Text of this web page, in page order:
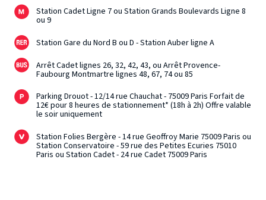
Station Cadet Ligne 7 ou Station Grands Boulevards Ligne 8
ou 9
Station Gare du Nord B ou D - Station Auber ligne A
Arrêt Cadet lignes 26, 32, 42, 43, ou Arrêt Provence-
Faubourg Montmartre lignes 48, 67, 74 ou 85
Parking Drouot - 12/14 rue Chauchat - 75009 Paris Forfait de
12€ pour 8 heures de stationnement* (18h à 2h) Offre valable
le soir uniquement
Station Folies Bergère - 14 rue Geoffroy Marie 75009 Paris ou
Station Conservatoire - 59 rue des Petites Ecuries 75010
Paris ou Station Cadet - 24 rue Cadet 75009 Paris